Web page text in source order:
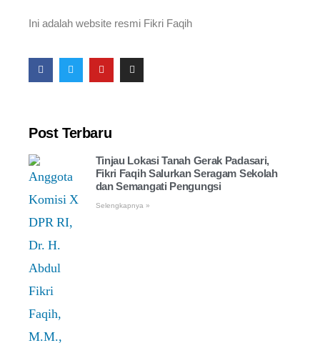
Ini adalah website resmi Fikri Faqih
Post Terbaru
Tinjau Lokasi Tanah Gerak Padasari,
Fikri Faqih Salurkan Seragam Sekolah
dan Semangati Pengungsi
Selengkapnya »